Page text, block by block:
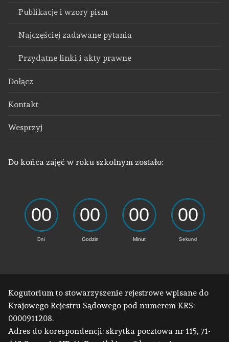
Publikacje i wzory pism
Najczęściej zadawane pytania
Przydatne linki i akty prawne
Dołącz
Kontakt
Wesprzyj
Do końca zajęć w roku szkolnym zostało:
Kogutorium to stowarzyszenie rejestrowe wpisane do
Krajowego Rejestru Sądowego pod numerem KRS:
0000911208.
Adres do korespondencji: skrytka pocztowa nr 115, 71-